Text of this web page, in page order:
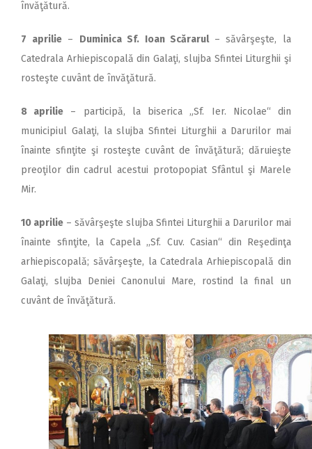
învăţătură.
7 aprilie– Duminica Sf. Ioan Scărarul – săvârşeşte, la
Catedrala Arhiepiscopală din Galaţi, slujba Sfintei Liturghii şi
rosteşte cuvânt de învăţătură.
8 aprilie – participă, la biserica „Sf. Ier. Nicolae“ din
municipiul Galaţi, la slujba Sfintei Liturghii a Darurilor mai
înainte sfinţite şi rosteşte cuvânt de învăţătură; dăruieşte
preoţilor din cadrul acestui protopopiat Sfântul şi Marele
Mir.
10 aprilie – săvârşeşte slujba Sfintei Liturghii a Darurilor mai
înainte sfinţite, la Capela ,,Sf. Cuv. Casian“ din Reşedinţa
arhiepiscopală; săvârşeşte, la Catedrala Arhiepiscopală din
Galaţi, slujba Deniei Canonului Mare, rostind la final un
cuvânt de învăţătură.